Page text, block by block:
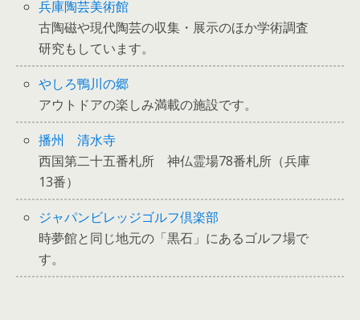
兵庫陶芸美術館
古陶磁や現代陶芸の収集・展示のほか学術調査
研究もしています。
やしろ鴨川の郷
アウトドアの楽しみ満載の施設です。
播州 清水寺
西国第二十五番札所 神仏霊場78番札所（兵庫
13番）
ジャパンビレッジゴルフ倶楽部
時夢館と同じ地元の「黒石」にあるゴルフ場で
す。